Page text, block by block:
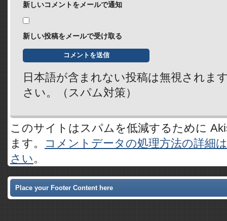
新しいコメントをメールで通知
新しい投稿をメールで受け取る
日本語が含まれない投稿は無視されま
さい。（スパム対策）
このサイトはスパムを低減するために
ます。
コメントデータの処理方法の詳細
さい。
Place your Footer Content here